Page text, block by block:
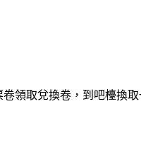
領取兌換卷，到吧檯換